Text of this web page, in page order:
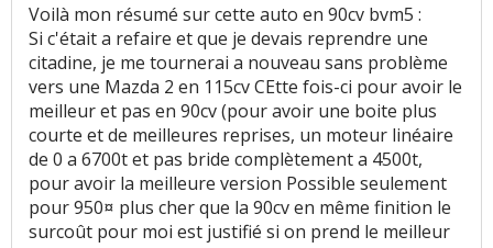
Voilà mon résumé sur cette auto en 90cv bvm5 :
Si c'était a refaire et que je devais reprendre une
citadine, je me tournerai a nouveau sans problème
vers une Mazda 2 en 115cv CEtte fois-ci pour avoir le
meilleur et pas en 90cv (pour avoir une boite plus
courte et de meilleures reprises, un moteur linéaire
de 0 a 6700t et pas bride complètement a 4500t,
pour avoir la meilleure version Possible seulement
pour 950¤ plus cher que la 90cv en même finition le
surcoût pour moi est justifié si on prend le meilleur